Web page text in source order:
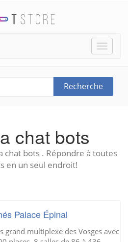
Toggle
Recherche
chat bots
chat bots . Répondre à toutes
en un seul endroit!
Palace Épinal
grand multiplexe des Vosges avec